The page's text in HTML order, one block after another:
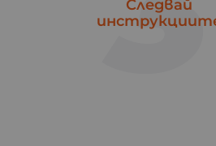
Следвай